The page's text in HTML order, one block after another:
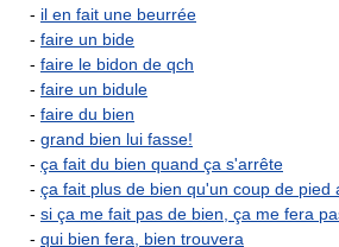
- il en fait une beurrée
- faire un bide
- faire le bidon de qch
- faire un bidule
- faire du bien
- grand bien lui fasse!
- ça fait du bien quand ça s'arrête
- ça fait plus de bien qu'un coup de pied
- si ça me fait pas de bien, ça me fera
- qui bien fera, bien trouvera